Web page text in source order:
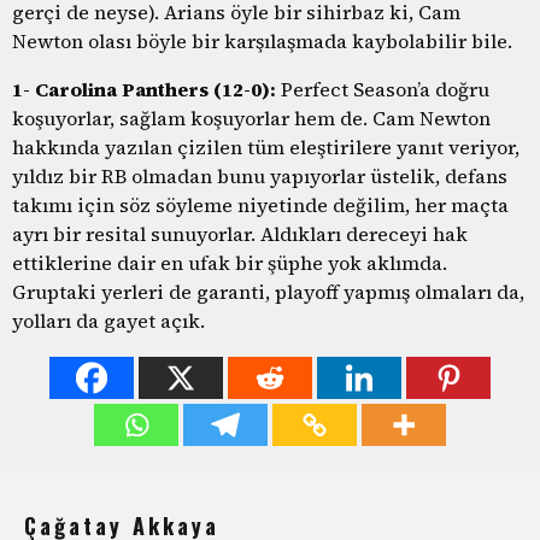
gerçi de neyse). Arians öyle bir sihirbaz ki, Cam
Newton olası böyle bir karşılaşmada kaybolabilir bile.
1- Carolina Panthers (12-0): Perfect Season’a doğru
koşuyorlar, sağlam koşuyorlar hem de. Cam Newton
hakkında yazılan çizilen tüm eleştirilere yanıt veriyor,
yıldız bir RB olmadan bunu yapıyorlar üstelik, defans
takımı için söz söyleme niyetinde değilim, her maçta
ayrı bir resital sunuyorlar. Aldıkları dereceyi hak
ettiklerine dair en ufak bir şüphe yok aklımda.
Gruptaki yerleri de garanti, playoff yapmış olmaları da,
yolları da gayet açık.
Çağatay Akkaya